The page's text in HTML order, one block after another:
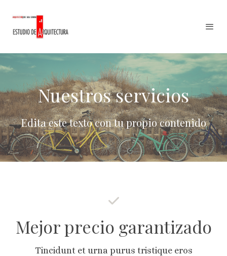
Nuestros servicios
Edita este texto con tu propio contenido
Mejor precio garantizado
Tincidunt et urna purus tristique eros